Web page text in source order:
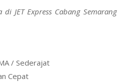
JET Express Cabang Semarang
/ Sederajat
Cepat